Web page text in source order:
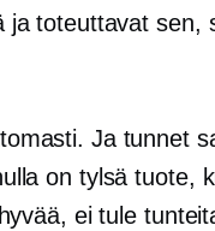
ja toteuttavat sen,
Ja tunnet
on tylsä ​​tuote,
ei tule